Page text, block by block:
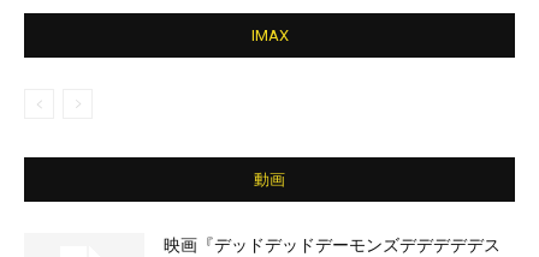
IMAX
動画
映画『デッドデッドデーモンズデデデデデス